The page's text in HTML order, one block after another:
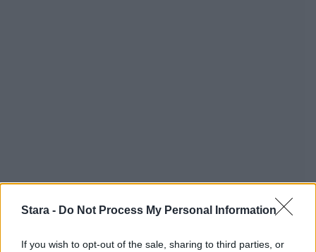
Stara - Do Not Process My Personal Information
If you wish to opt-out of the sale, sharing to third parties, or